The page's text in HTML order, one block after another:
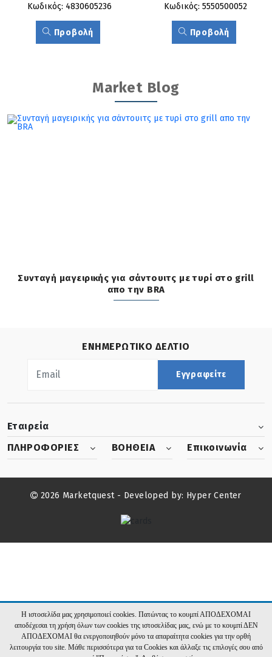
Κωδικός: 4830605236
Προβολή
Κωδικός: 5550500052
Προβολή
Market Blog
Συνταγή μαγειρικής για σάντουιτς με τυρί στο grill
απο την BRA
ΕΝΗΜΕΡΩΤΙΚΟ ΔΕΛΤΙΟ
Εγγραφείτε
Εταιρεία
ΠΛΗΡΟΦΟΡΙΕΣ
ΒΟΗΘΕΙΑ Επικοινωνία
2026 Marketquest - Developed by: Hyper Center
Η ιστοσελίδα μας χρησιμοποιεί cookies. Πατώντας το κουμπί ΑΠΟΔΕΧΟΜΑΙ
αποδέχεσαι τη χρήση όλων των cookies της ιστοσελίδας μας, ενώ με το κουμπί ΔΕΝ
ΑΠΟΔΕΧΟΜΑΙ θα ενεργοποιηθούν μόνο τα απαραίτητα cookies για την ορθή
λειτουργία του site. Μάθε περισσότερα για τα Cookies και άλλαξε τις επιλογές σου από